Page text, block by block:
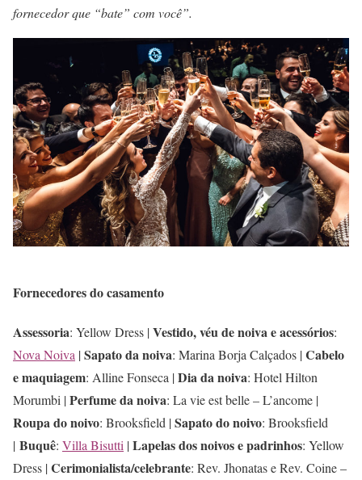
fornecedor que “bate” com você”.
Fornecedores do casamento
Assessoria: Yellow Dress |Vestido, véu de noiva e acessórios:
Nova Noiva |Sapato da noiva: Marina Borja Calçados |Cabelo
e maquiagem: Alline Fonseca |Dia da noiva: Hotel Hilton
Morumbi |Perfume da noiva: La vie est belle – L’ancome |
Roupa do noivo: Brooksfield |Sapato do noivo: Brooksfield
| Buquê: Villa Bisutti |Lapelas dos noivos e padrinhos: Yellow
Dress |Cerimonialista/celebrante: Rev. Jhonatas e Rev. Coine –